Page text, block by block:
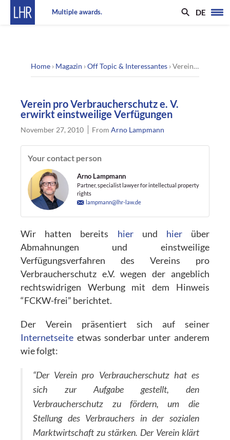
Multiple awards. DE
Home › Magazin ›Off Topic & Interessantes ›Verein pro Verbraucherschutz e. V. erwirkt einstweilige Verfügungen
Verein pro Verbraucherschutz e. V.
erwirkt einstweilige Verfügungen
November 27, 2010 FromArno Lampmann
Your contact person
Arno Lampmann
Partner, specialist lawyer for intellectual property
rights
lampmann@lhr-law.de
Wir hatten bereits hierund hierüber
Abmahnungen und einstweilige
Verfügungsverfahren des Vereins pro
Verbraucherschutz e.V. wegen der angeblich
rechtswidrigen Werbung mit dem Hinweis
“FCKW-frei” berichtet.
Der Verein präsentiert sich auf seiner
Internetseite etwas sonderbar unter anderem
wie folgt:
“Der Verein pro Verbraucherschutz hat es
sich zur Aufgabe gestellt, den
Verbraucherschutz zu fördern, um die
Stellung des Verbrauchers in der sozialen
Marktwirtschaft zu stärken. Der Verein klärt